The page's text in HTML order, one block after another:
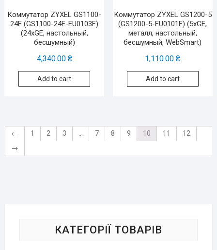
Коммутатор ZYXEL GS1100-
24E (GS1100-24E-EU0103F)
(24xGE, настольный,
бесшумный)
4,340.00 ₴
Add to cart
Коммутатор ZYXEL GS1200-5
(GS1200-5-EU0101F) (5xGE,
металл, настольный,
бесшумный, WebSmart)
1,110.00₴
Add to cart
← 1 2 3 … 7 8 9 10 11
12
→
КАТЕГОРІЇ ТОВАРІВ